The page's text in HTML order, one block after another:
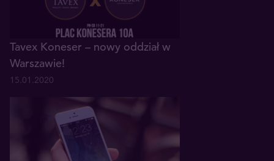
Tavex Koneser – nowy oddział w
Warszawie!
15.01.2020